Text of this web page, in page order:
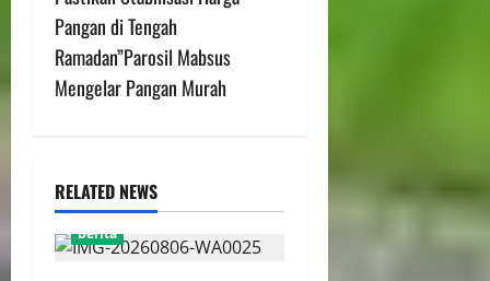
Pangan di Tengah
Ramadan”Parosil Mabsus
Mengelar Pangan Murah
RELATED NEWS
berita